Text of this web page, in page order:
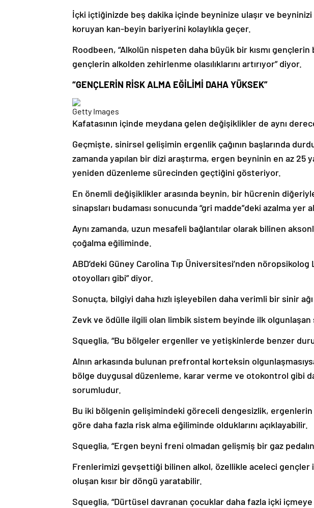
İçki içtiğinizde beş dakika içinde beyninize ulaşır ve
koruyan kan-beyin bariyerini kolaylıkla geçer.
Roodbeen, “Alkolün nispeten daha büyük bir kısmı
gençlerin alkolden zehirlenme olasılıklarını artırıyor” diyor.
“GENÇLERİN RİSK ALMA EĞİLİMİ DAHA YÜKSEK”
Getty Images
Kafatasının içinde meydana gelen değişiklikler de aynı
Geçmişte, sinirsel gelişimin ergenlik çağının başlarında
zamanda yapılan bir dizi araştırma, ergen beyninin en az 25
yeniden düzenleme sürecinden geçtiğini gösteriyor.
En önemli değişiklikler arasında beynin, bir hücrenin
sinapsları budaması sonucunda “gri madde”deki azalma yer
Aynı zamanda, uzun mesafeli bağlantılar olarak bilinen
çoğalma eğiliminde.
ABD’deki Güney Carolina Tıp Üniversitesi’nden
otoyolları gibi” diyor.
Sonuçta, bilgiyi daha hızlı işleyebilen daha verimli bir sinir
Zevk ve ödülle ilgili olan limbik sistem beyinde ilk olgunlaşan
Squeglia, “Bu bölgeler ergenller ve yetişkinlerde benzer
Alnın arkasında bulunan prefrontal korteksin
bölge duygusal düzenleme, karar verme ve otokontrol gibi
sorumludur.
Bu iki bölgenin gelişimindeki göreceli dengesizlik,
göre daha fazla risk alma eğiliminde olduklarını açıklayabilir.
Squeglia, “Ergen beyni freni olmadan gelişmiş bir gaz
Frenlerimizi gevşettiği bilinen alkol, özellikle aceleci gençler
oluşan kısır bir döngü yaratabilir.
Squeglia, “Dürtüsel davranan çocuklar daha fazla içki